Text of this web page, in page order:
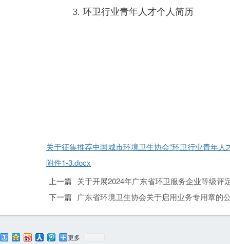
3. 环卫行业青年人才个人简历
关于征集推荐中国城市环境卫生协会“环卫行业青年人
附件1-3.docx
上一篇 关于开展2024年广东省环卫服务企业等级评
下一篇
广东省环境卫生协会关于启用业务专用章的
更多